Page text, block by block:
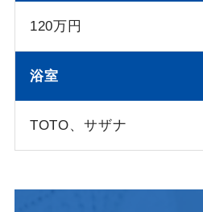
120万円
浴室
TOTO、サザナ